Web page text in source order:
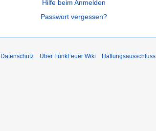
Hilfe beim Anmelden
Passwort vergessen?
Datenschutz Über FunkFeuer Wiki Haftungsausschluss